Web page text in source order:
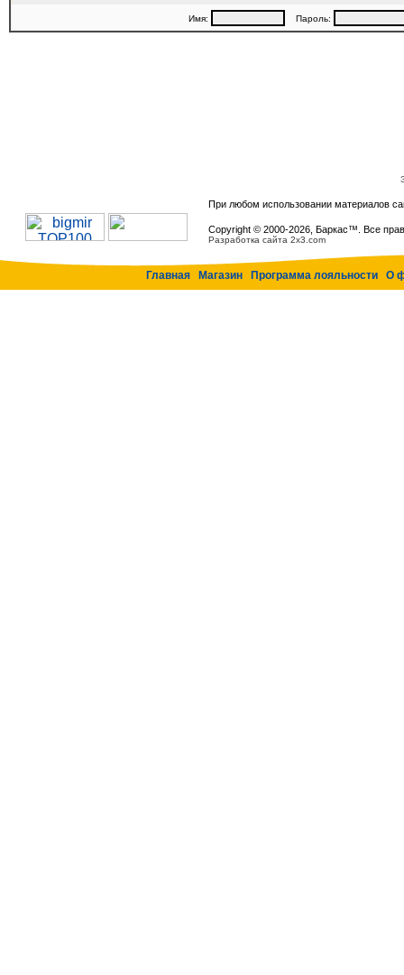
Имя: Пароль:
При любом использовании материалов
Copyright © 2000-2026, Баркас™. Все
Разработка сайта 2x3.com
Главная Магазин Программа лояльности О